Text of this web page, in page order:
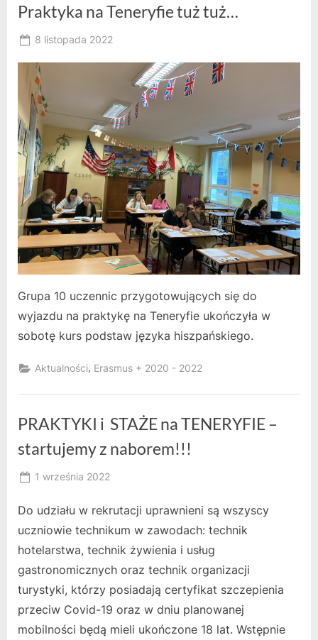
Praktyka na Teneryfie tuż tuż…
Posted
8 listopada 2022
Grupa 10 uczennic przygotowujących się do
wyjazdu na praktykę na Teneryfie ukończyła w
sobotę kurs podstaw języka hiszpańskiego.
Aktualności, Erasmus + 2020 - 2022
PRAKTYKI i STAŻE na TENERYFIE –
startujemy z naborem!!!
Posted
1 września 2022
Do udziału w rekrutacji uprawnieni są wszyscy
uczniowie technikum w zawodach: technik
hotelarstwa, technik żywienia i usług
gastronomicznych oraz technik organizacji
turystyki, którzy posiadają certyfikat szczepienia
przeciw Covid-19 oraz w dniu planowanej
mobilności będą mieli ukończone 18 lat. Wstępnie